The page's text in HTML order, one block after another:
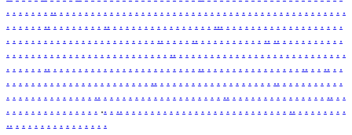
. . . . . . . .. . . . . . . . . . . . . . . . . . . . . . . . . . . . . . . . . . . . . . . . . . . . . . .
. . . . . . .. . . . . . . . . .. . . . . . . . . . . . . . . . . ... . . . . . . . . . . . . . . . . . . .
. . . . . . . . . . . . . . . . . . . . . . . . .. . . . . .. . . . . . . . . . . .. .. . . . . . . . . . .
. . . . . . . . . . . . . . . . . . . . . . . . . . .. . . . . . . . . . . . . . . . . . . . . . . . . . . .
. . . . . . .. . . . . . . . . . . . . . . . . . . . . . . . .. . . . . . . . . . . . . . . . .. . . .. . .
. . . . . . . . . . . . . . . . . . . . . . . .. . . . . . . . . . . . . . . . . . . .. . . . . . . . . . .
. . . . . . . . . . . . . . .. . . . . . . . . . . . . . . . . . . . .. . . . . . . . . . . . . . . . .. . .
. . . . . . . . . . . . . . . .. . .. . . . . . . . . . . . . . . . . . . . . . . . . . . .. . . . . . . . .
.. . . . . . . . . . . . . . . .